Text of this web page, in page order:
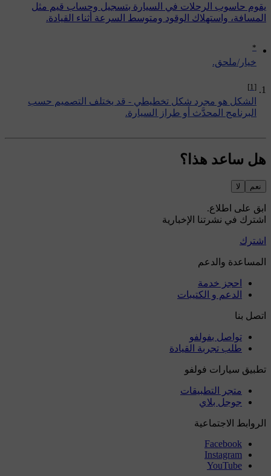
*
‏خيار/ملحق.
[1]
الشكل هو مجرد شكل تخطيطي - قد يختلف التصميم حسب
البرنامج المحدَّث أو طراز السيارة.
يقوم حاسوب الرحلات في السيارة بتسجيل وحساب قيم مثل
المسافة، واستهلاك الوقود ومتوسط السرعة أثناء القيادة.
هل ساعد هذا؟
نعم لا